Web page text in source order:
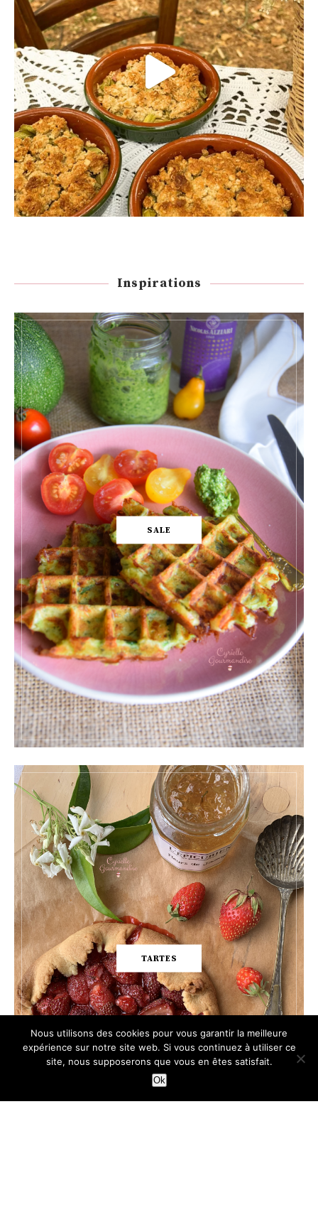
Inspirations
SALE
TARTES
Nous utilisons des cookies pour vous garantir la meilleure
expérience sur notre site web. Si vous continuez à utiliser ce
site, nous supposerons que vous en êtes satisfait.
Ok